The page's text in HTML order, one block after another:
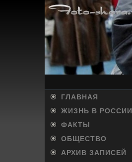
ГЛАВНАЯ
ЖИЗНЬ В РОССИИ
ФАКТЫ
ОБЩЕСТВО
АРХИВ ЗАПИСЕЙ